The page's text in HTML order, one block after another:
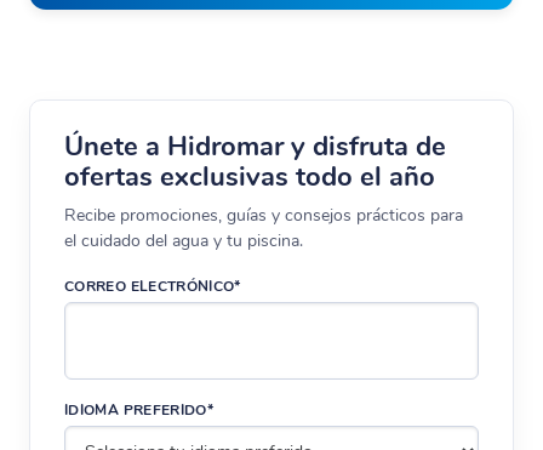
Únete a Hidromar y disfruta de
ofertas exclusivas todo el año
Recibe promociones, guías y consejos prácticos para
el cuidado del agua y tu piscina.
CORREO ELECTRÓNICO*
IDIOMA PREFERIDO*